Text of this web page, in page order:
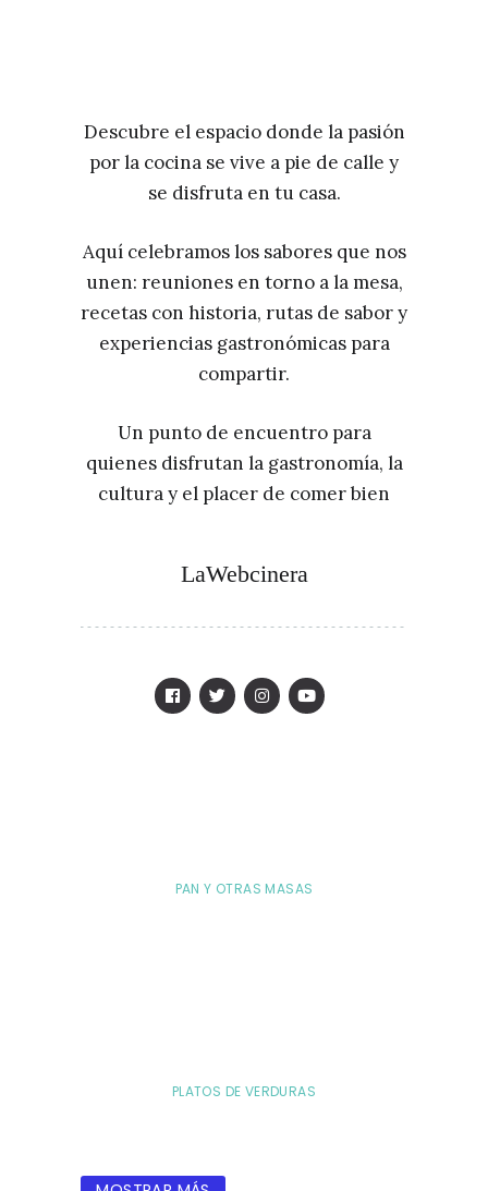
Descubre el espacio donde la pasión
por la cocina se vive a pie de calle y
se disfruta en tu casa.
Aquí celebramos los sabores que nos
unen: reuniones en torno a la mesa,
recetas con historia, rutas de sabor y
experiencias gastronómicas para
compartir.
Un punto de encuentro para
quienes disfrutan la gastronomía, la
cultura y el placer de comer bien
LaWebcinera
PAN Y OTRAS MASAS
PLATOS DE VERDURAS